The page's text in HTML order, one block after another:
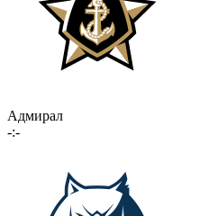
Адмирал
-:-